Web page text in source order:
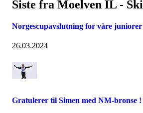
Siste fra Moelven IL - Ski
Norgescupavslutning for våre juniorer
26.03.2024
Gratulerer til Simen med NM-bronse !